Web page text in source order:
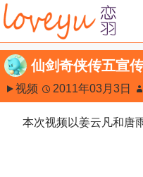
跳
过
内
容
仙剑奇侠传五宣
视频 2011年03月3日
本次视频以姜云凡和唐雨